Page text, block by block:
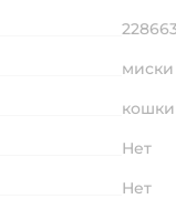
миски
кошки
Нет
Нет